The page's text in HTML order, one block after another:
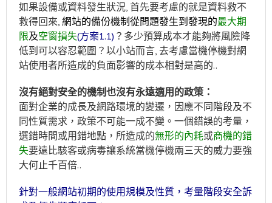
如果設備或資料發生狀況, 首先要考慮的就是資料救不
救得回來, 網站的備份機制從問題發生到發現的最大期
限及空窗損失(方案1.1) ？多少預算成本才能夠將風險降
低到可以容忍範圍？以小站而言, 去考慮當機停機對網
站使用者所造成的負面影響的成本相對是高的..
沒有絕對安全的機制也沒有永遠適用的政策：
面對企業的成長及網路環境的變遷，因應不同階段及不
同性質需求，政策不可能一成不變。一個錯誤的考量，
選錯時間或用錯地點，所造成的無形的內耗或商機的錯
失要遠比駭客或病毒讓系統當機停機兩三天的威力要強
大何止千百倍..
針對一般網站初期的使用規模及性質，考量階段安全訴